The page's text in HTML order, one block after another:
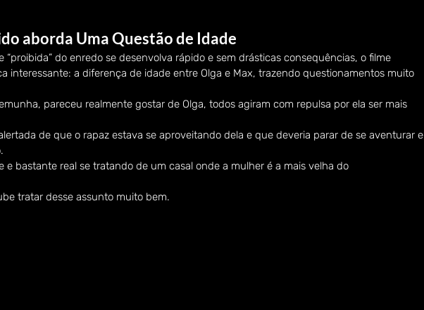
aborda Uma Questão de Idade
“proibida” do enredo se desenvolva rápido e sem drásticas consequências, o filme
interessante: a diferença de idade entre Olga e Max, trazendo questionamentos muito
pareceu realmente gostar de Olga, todos agiram com repulsa por ela ser mais
de que o rapaz estava se aproveitando dela e que deveria parar de se aventurar e
e bastante real se tratando de um casal onde a mulher é a mais velha do
tratar desse assunto muito bem.